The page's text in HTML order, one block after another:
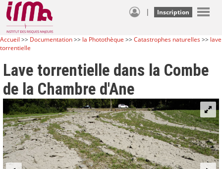
| Inscription
Accueil >> Documentation>> la Photothèque >>Catastrophes naturelles>> lave
torrentielle
Lave torrentielle dans la Combe
de la Chambre d'Ane